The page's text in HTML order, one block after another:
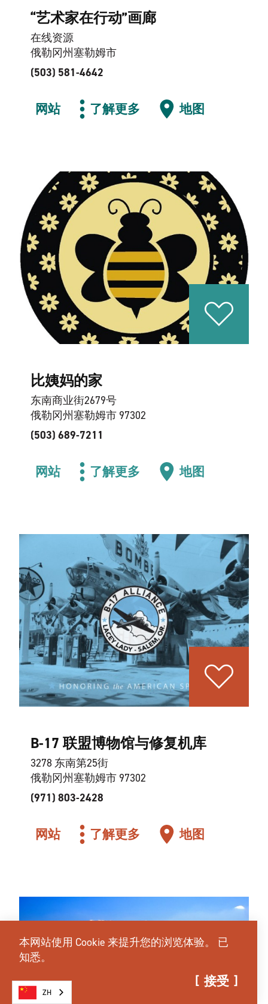
“艺术家在行动”画廊
在线资源
俄勒冈州塞勒姆市
(503) 581-4642
网站 了解更多 地图
比姨妈的家
东南商业街2679号
俄勒冈州塞勒姆市 97302
(503) 689-7211
网站 了解更多 地图
B-17 联盟博物馆与修复机库
3278 东南第25街
俄勒冈州塞勒姆市 97302
(971) 803-2428
网站 了解更多 地图
本网站使用 Cookie 来提升您的浏览体验。 已
知悉。
接受
ZH